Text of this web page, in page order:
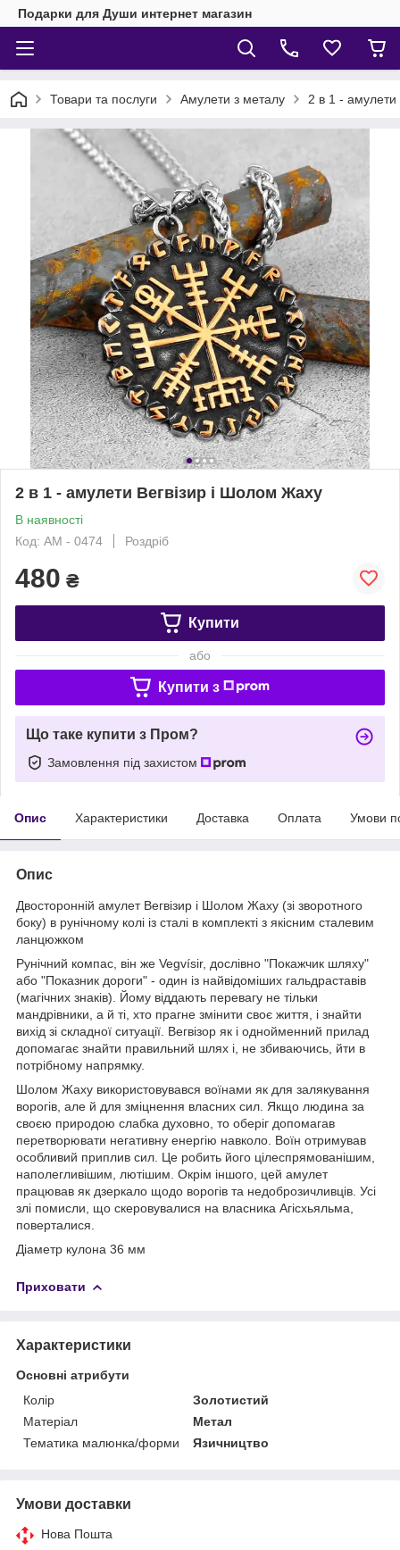
Подарки для Души интернет магазин
Товари та послуги Амулети з металу 2 в 1 -
2 в 1 - амулети Вегвізир і Шолом Жаху
В наявності
Код: AM - 0474
Роздріб
480 ₴
Купити
або
Купити з
Що таке купити з Пром?
Замовлення під захистом
Опис Характеристики Доставка Оплата Умови
Опис
Двосторонній амулет Вегвізир і Шолом Жаху (зі зворотного
боку) в рунічному колі із сталі в комплекті з якісним сталевим
ланцюжком
Рунічний компас, він же Vegvísir, дослівно "Покажчик шляху"
або "Показник дороги" - один із найвідоміших гальдраставів
(магічних знаків). Йому віддають перевагу не тільки
мандрівники, а й ті, хто прагне змінити своє життя, і знайти
вихід зі складної ситуації. Вегвізор як і однойменний прилад
допомагає знайти правильний шлях і, не збиваючись, йти в
потрібному напрямку.
Шолом Жаху використовувався воїнами як для залякування
ворогів, але й для зміцнення власних сил. Якщо людина за
своєю природою слабка духовно, то оберіг допомагав
перетворювати негативну енергію навколо. Воїн отримував
особливий приплив сил. Це робить його цілеспрямованішим,
наполегливішим, лютішим. Окрім іншого, цей амулет
працював як дзеркало щодо ворогів та недоброзичливців. Усі
злі помисли, що скеровувалися на власника Агісхьяльма,
поверталися.
Діаметр кулона 36 мм
Приховати
Характеристики
Основні атрибути
Колір
Золотистий
Матеріал
Метал
Тематика малюнка/форми
Язичництво
Умови доставки
Нова Пошта